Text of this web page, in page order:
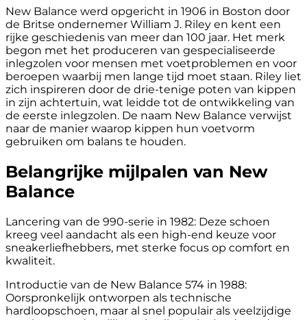
New Balance werd opgericht in 1906 in Boston door
de Britse ondernemer William J. Riley en kent een
rijke geschiedenis van meer dan 100 jaar. Het merk
begon met het produceren van gespecialiseerde
inlegzolen voor mensen met voetproblemen en voor
beroepen waarbij men lange tijd moet staan. Riley liet
zich inspireren door de drie-tenige poten van kippen
in zijn achtertuin, wat leidde tot de ontwikkeling van
de eerste inlegzolen. De naam New Balance verwijst
naar de manier waarop kippen hun voetvorm
gebruiken om balans te houden.
Belangrijke mijlpalen van New
Balance
Lancering van de 990-serie in 1982: Deze schoen
kreeg veel aandacht als een high-end keuze voor
sneakerliefhebbers, met sterke focus op comfort en
kwaliteit.
Introductie van de New Balance 574 in 1988:
Oorspronkelijk ontworpen als technische
hardloopschoen, maar al snel populair als veelzijdige